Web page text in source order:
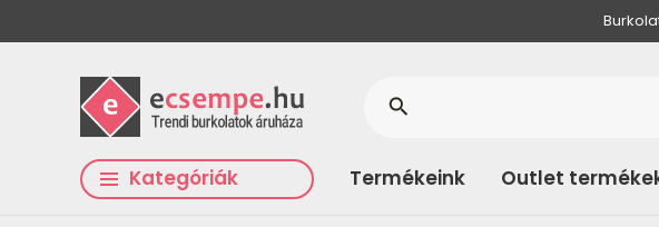
Kategóriák Termékeink Outlet
search